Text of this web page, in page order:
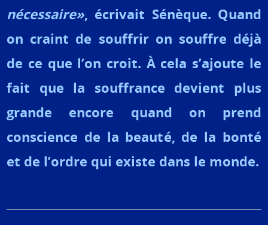
nécessaire», écrivait Sénèque. Quand
on craint de souffrir on souffre déjà
de ce que l’on croit. À cela s’ajoute le
fait que la souffrance devient plus
grande encore quand on prend
conscience de la beauté, de la bonté
et de l’ordre qui existe dans le monde.